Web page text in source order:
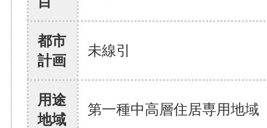
都市
計画
未線引
用途
地域
第一種中高層住居専用地域